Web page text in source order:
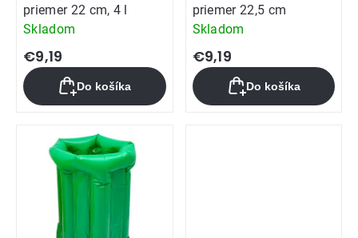
priemer 22 cm, 4 l
Skladom
€9,19
Do košíka
priemer 22,5 cm
Skladom
€9,19
Do košíka